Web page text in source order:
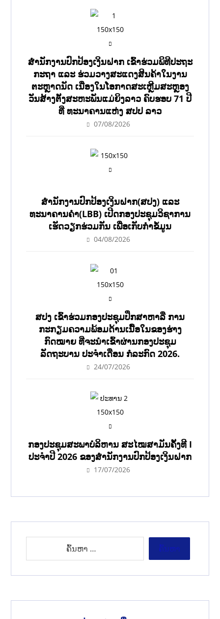
ສຳນັກງານປົກປ້ອງເງິນຝາກ ເຂົ້າຮ່ວມພິທີປະຖະ
ກະຖາ ແລະ ຮ່ວມວາງສະແດງສິນຄ້າໃນງານ
ຕະຫຼາດນັດ ເນື່ອງໃນໂອກາດສະເຫຼີມສະຫຼອງ
ວັນສ້າງຕັ້ງສະຫະພັນແມ່ຍິງລາວ ຄົບຮອບ 71 ປີ
ທີ່ ທະນາຄານແຫ່ງ ສປປ ລາວ
07/08/2026
ສຳນັກງານປົກປ້ອງເງິນຝາກ(ສປງ) ແລະ
ທະນາຄານຄຳ(LBB) ເປີດກອງປະຊຸມວິຊາການ
ເຮັດວຽກຮ່ວມກັນ ເພື່ອເກັບກຳຂໍ້ມູນ
04/08/2026
ສປງ ເຂົ້າຮ່ວມກອງປະຊຸມປຶກສາຫາລື ການ
ກະກຽມຄວາມພ້ອມດ້ານເນື້ອໃນຂອງຮ່າງ
ກົດໝາຍ ທີ່ຈະນໍາເຂົ້າຜ່ານກອງປະຊຸມ
ລັດຖະບານ ປະຈໍາເດືອນ ກໍລະກົດ 2026.
24/07/2026
ກອງປະຊຸມສະພາບໍລິຫານ ສະໄໝສາມັນຄັ້ງທີ I
ປະຈຳປີ 2026 ຂອງສຳນັກງານປົກປ້ອງເງິນຝາກ
17/07/2026